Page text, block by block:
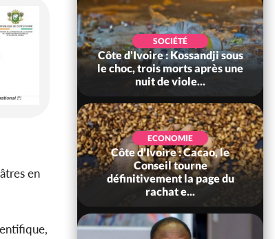
en
coeur
le
six dé...
SOCIÉTÉ
Côte d'Ivoire : Kossandji sous
le choc, trois morts après une
nuit de viole...
ECONOMIE
Côte d'Ivoire : Cacao, le
Conseil tourne
définitivement la page du
rachat e...